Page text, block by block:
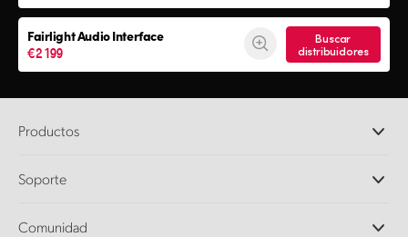
Fairlight Audio Interface
€2 199
Buscar
distribuidores
Productos
DaVinci Resolve y Fusion
Ultimatte
Soporte
Comunidad